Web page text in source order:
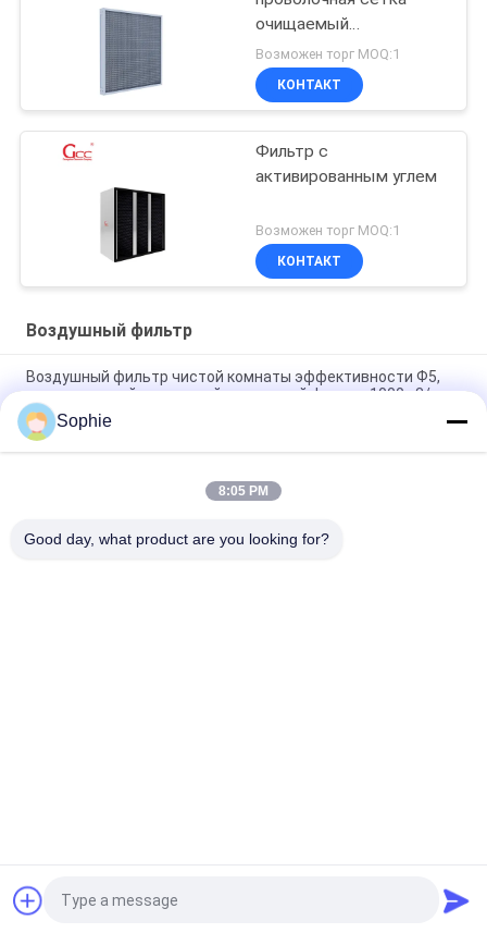
очищаемый
предварительный
фильтр
электростатический
Возможен торг MOQ:1
КОНТАКТ
Фильтр с
активированным углем
Возможен торг MOQ:1
КОНТАКТ
Воздушный фильтр
Воздушный фильтр чистой комнаты эффективности Ф5,
синтетический карманный воздушный фильтр 1000м3/х
F8 F9 0,97 м2 фильтр воздуха для чистых помещений с
алюминиевой рамой из синтетических волокон
250м3/Х 400дегре Х14 высокотемпературный фильтр Хепа
Запрос Цитировать
Sophie
8:05 PM
Good day, what product are you looking for?